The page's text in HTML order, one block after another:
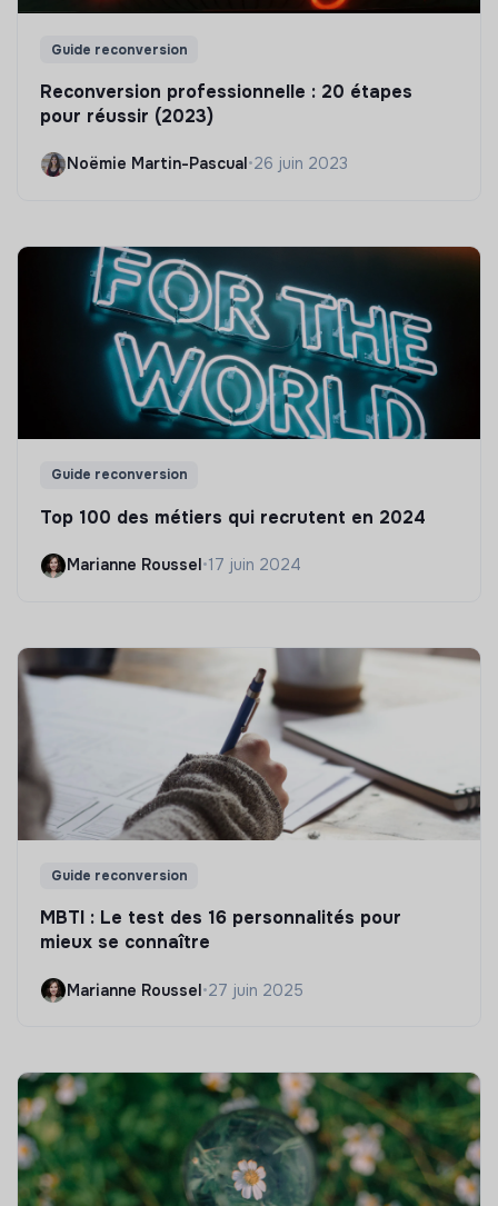
Guide reconversion
Reconversion professionnelle : 20 étapes
pour réussir (2023)
Noëmie Martin-Pascual •26 juin 2023
Guide reconversion
Top 100 des métiers qui recrutent en 2024
Marianne Roussel•17 juin 2024
Guide reconversion
MBTI : Le test des 16 personnalités pour
mieux se connaître
Marianne Roussel•27 juin 2025